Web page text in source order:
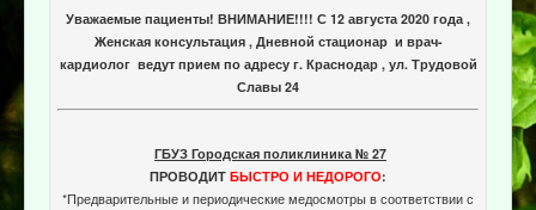
Связаться с нами
Отзывы пациентов
Бессмертный полк
Уважаемые пациенты! ВНИМАНИЕ!!!! С 12 августа 2020 года ,
Женская консультация , Дневной стационар и врач-
кардиолог ведут прием по адресу г. Краснодар , ул. Трудовой
Славы 24
ГБУЗ Городская поликлиника № 27
ПРОВОДИТ БЫСТРО И НЕДОРОГО:
*Предварительные и периодические медосмотры в соответствии с